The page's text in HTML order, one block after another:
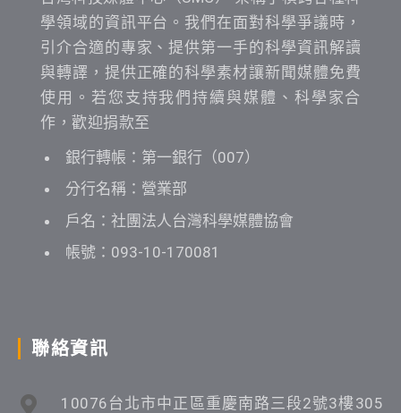
學領域的資訊平台。我們在面對科學爭議時，
引介合適的專家、提供第一手的科學資訊解讀
與轉譯，提供正確的科學素材讓新聞媒體免費
使用。若您支持我們持續與媒體、科學家合
作，歡迎捐款至
銀行轉帳：第一銀行（007）
分行名稱：營業部
戶名：社團法人台灣科學媒體協會
帳號：093-10-170081
聯絡資訊
10076台北市中正區重慶南路三段2號3樓305